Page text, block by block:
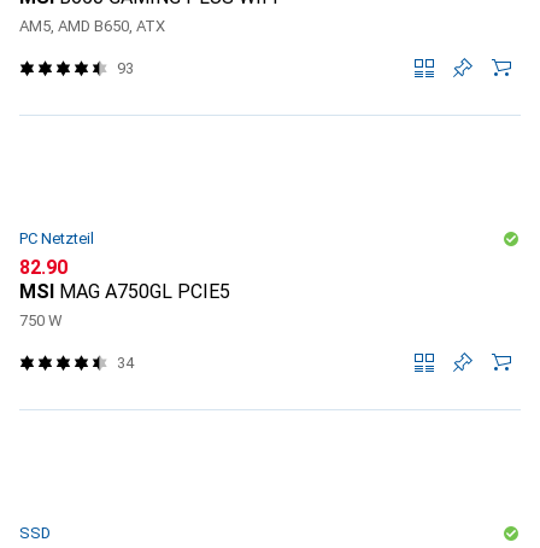
AM5, AMD B650, ATX
93
PC Netzteil
CHF
82.90
MSI
MAG A750GL PCIE5
750 W
34
SSD